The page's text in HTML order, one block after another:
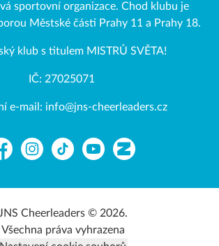
sportovní organizace. Chod klubu je
Městské části Prahy 11 a Prahy 18.
klub s titulem MISTRŮ SVĚTA!
IČ: 27025071
e-mail: info@jns-cheerleaders.cz
Instagram
TikTok YouTubeZonerama
Cheerleaders © 2026.
Všechna práva vyhrazena